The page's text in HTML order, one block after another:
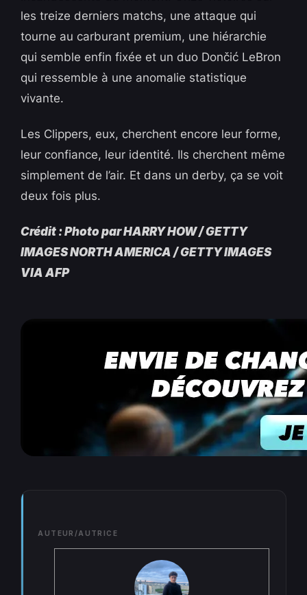
les treize derniers matchs, une attaque qui
tourne au carburant premium, une hiérarchie
qui semble enfin fixée et un duo Dončić LeBron
qui ressemble à une anomalie statistique
vivante.
Les Clippers, eux, cherchent encore leur forme,
leur confiance, leur identité. Ils cherchent même
simplement de l’air. Et dans un derby, ça se voit
deux fois plus.
Crédit : Photo par HARRY HOW / GETTY
IMAGES NORTH AMERICA / GETTY IMAGES
VIA AFP
AUTEUR/AUTRICE